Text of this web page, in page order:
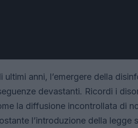
ultimi anni, l’emergere della
devastanti. Ricordi i
la diffusione incontrollata di
l’introduzione della legge